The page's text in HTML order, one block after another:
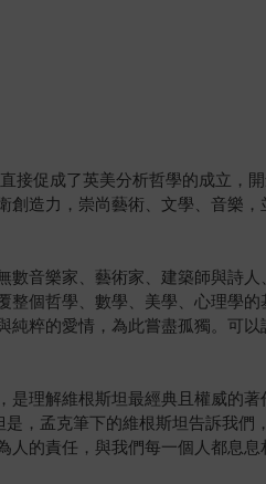
接促成了英美分析哲學的成立，
造力，崇尚藝術、文學、音樂，
音樂家、藝術家、建築師與詩人
個哲學、數學、美學、心理學的
粹的愛情，為此嘗盡孤獨。可以
是理解維根斯坦最經典且權威的
，孟克筆下的維根斯坦告訴我們
的責任，與我們每一個人都息息